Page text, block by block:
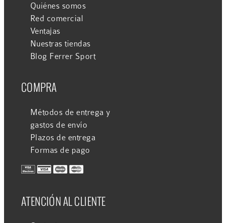
Quiénes somos
Red comercial
Ventajas
Nuestras tiendas
Blog Ferrer Sport
COMPRA
Métodos de entrega y
gastos de envío
Plazos de entrega
Formas de pago
ATENCIÓN AL CLIENTE